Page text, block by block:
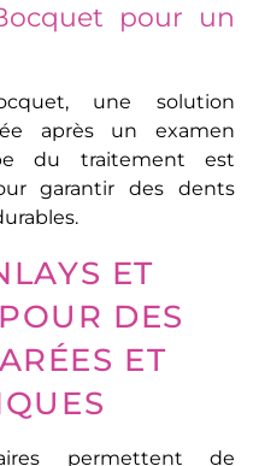
pour un
une solution
après un examen
du traitement est
garantir des dents
ET
DES
ET
permettent de